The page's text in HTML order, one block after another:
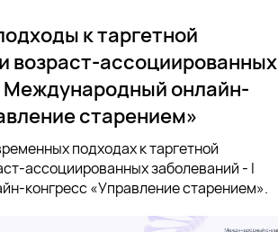
к таргетной
возраст-ассоциированных
Международный онлайн-
старением»
подходах к таргетной
ассоциированных заболеваний - I
конгресс «Управление старением».